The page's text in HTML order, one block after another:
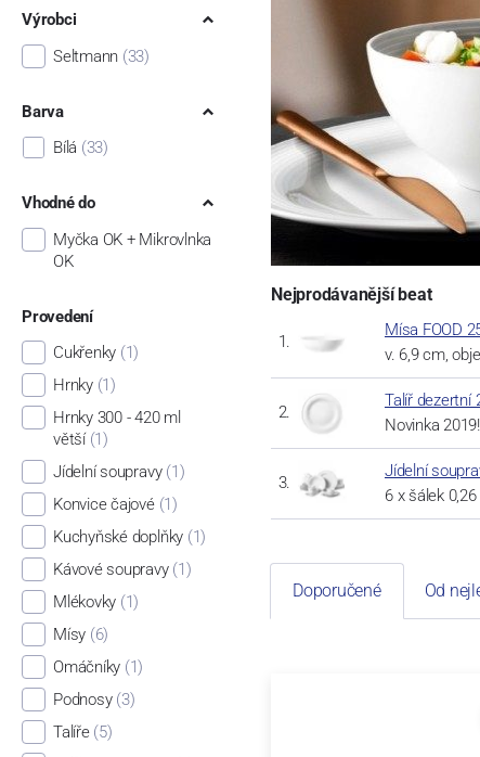
Nejprodávanější beat
Mísa FOOD
v. 6,9 cm,
Talíř dezertní
Novinka
Jídelní
6 x šálek
Výrobci
Seltmann (33)
Barva
Bílá (33)
Vhodné do
Myčka OK + Mikrovlnka
OK
Provedení
Cukřenky (1)
Hrnky (1)
Hrnky 300 - 420 ml
větší (1)
Jídelní soupravy (1)
Konvice čajové (1)
Kuchyňské doplňky (1)
Kávové soupravy (1)
Mlékovky (1)
Mísy (6)
Omáčníky (1)
Podnosy (3)
Talíře (5)
Doporučené Od